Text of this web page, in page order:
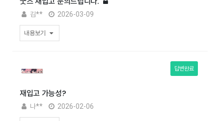
김** 2026-03-09
내용보기
재입고 가능성?
답변완료
나** 2026-02-06